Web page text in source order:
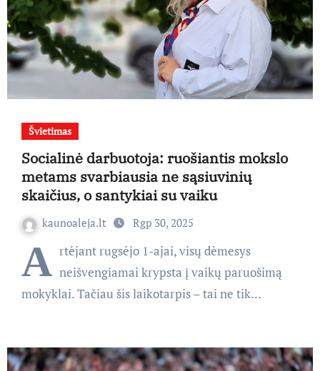
Švietimas
Socialinė darbuotoja: ruošiantis mokslo
metams svarbiausia ne sąsiuvinių
skaičius, o santykiai su vaiku
kaunoaleja.lt Rgp 30, 2025
A rtėjant rugsėjo 1-ajai, visų dėmesys
neišvengiamai krypsta į vaikų paruošimą
mokyklai. Tačiau šis laikotarpis – tai ne tik…